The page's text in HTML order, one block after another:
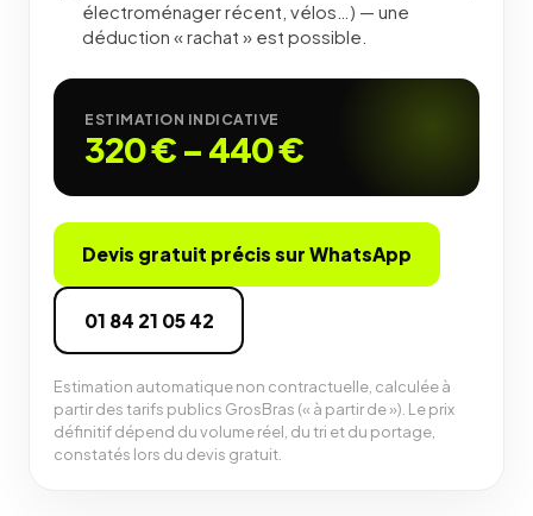
électroménager récent, vélos…) — une
déduction « rachat » est possible.
ESTIMATION INDICATIVE
320 €–440 €
Devis gratuit précis sur WhatsApp
01 84 21 05 42
Estimation automatique non contractuelle, calculée à
partir des tarifs publics GrosBras (« à partir de »). Le prix
définitif dépend du volume réel, du tri et du portage,
constatés lors du devis gratuit.